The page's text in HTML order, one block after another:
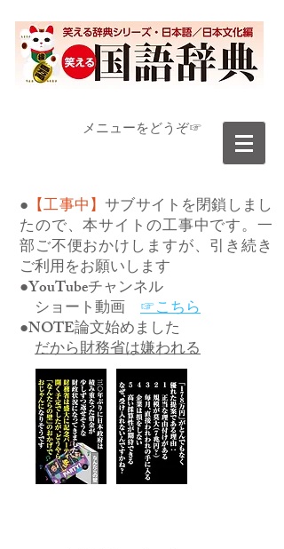
​メニューをどうぞ☞
● 【工事中】サブサイトを閉鎖しまし
たので、本サイトの工事中です。一
部ご不便おかけしますが、引き続き
ご利用をお願いします
●YouTubeチャンネル
ショート動画 ☞こちら
●NOTE論文始めました
だから財務省は嫌われる